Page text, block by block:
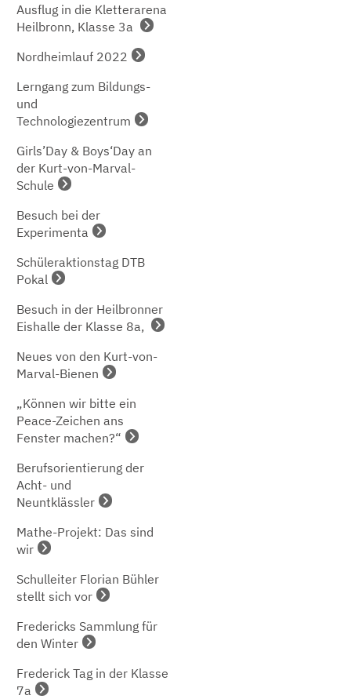
Ausflug in die Kletterarena
Heilbronn, Klasse 3a
Nordheimlauf 2022
Lerngang zum Bildungs-
und
Technologiezentrum
Girls’Day & Boys‘Day an
der Kurt-von-Marval-
Schule
Besuch bei der
Experimenta
Schüleraktionstag DTB
Pokal
Besuch in der Heilbronner
Eishalle der Klasse 8a,
Neues von den Kurt-von-
Marval-Bienen
„Können wir bitte ein
Peace-Zeichen ans
Fenster machen?“
Berufsorientierung der
Acht- und
Neuntklässler
Mathe-Projekt: Das sind
wir
Schulleiter Florian Bühler
stellt sich vor
Fredericks Sammlung für
den Winter
Frederick Tag in der Klasse
7a